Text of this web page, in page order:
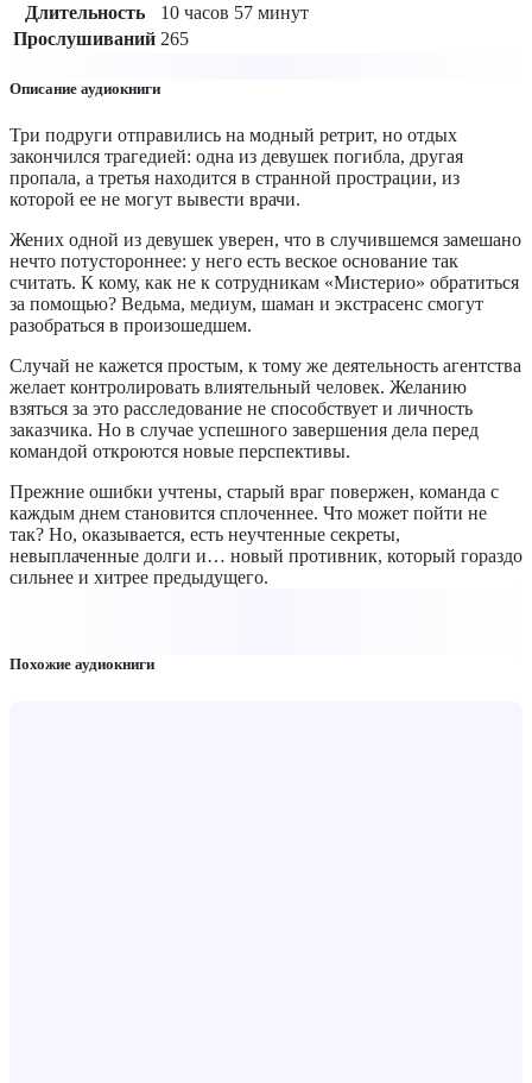
Длительность
10 часов 57 минут
Прослушиваний 265
Описание аудиокниги
Три подруги отправились на модный ретрит, но отдых
закончился трагедией: одна из девушек погибла, другая
пропала, а третья находится в странной прострации, из
которой ее не могут вывести врачи.
Жених одной из девушек уверен, что в случившемся замешано
нечто потустороннее: у него есть веское основание так
считать. К кому, как не к сотрудникам «Мистерио» обратиться
за помощью? Ведьма, медиум, шаман и экстрасенс смогут
разобраться в произошедшем.
Случай не кажется простым, к тому же деятельность агентства
желает контролировать влиятельный человек. Желанию
взяться за это расследование не способствует и личность
заказчика. Но в случае успешного завершения дела перед
командой откроются новые перспективы.
Прежние ошибки учтены, старый враг повержен, команда с
каждым днем становится сплоченнее. Что может пойти не
так? Но, оказывается, есть неучтенные секреты,
невыплаченные долги и… новый противник, который гораздо
сильнее и хитрее предыдущего.
Похожие аудиокниги